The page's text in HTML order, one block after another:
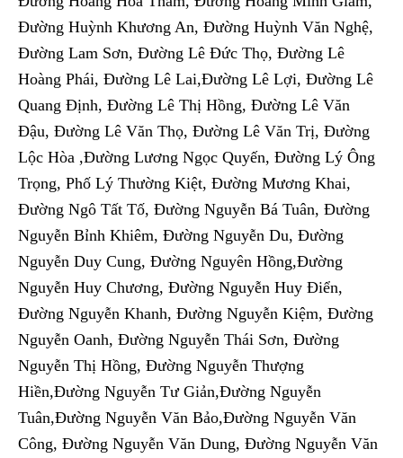
Đường Huỳnh Khương An, Đường Huỳnh Văn Nghệ,
Đường Lam Sơn, Đường Lê Đức Thọ, Đường Lê
Hoàng Phái, Đường Lê Lai,Đường Lê Lợi, Đường Lê
Quang Định, Đường Lê Thị Hồng, Đường Lê Văn
Đậu, Đường Lê Văn Thọ, Đường Lê Văn Trị, Đường
Lộc Hòa ,Đường Lương Ngọc Quyến, Đường Lý Ông
Trọng, Phố Lý Thường Kiệt, Đường Mương Khai,
Đường Ngô Tất Tố, Đường Nguyễn Bá Tuân, Đường
Nguyễn Bỉnh Khiêm, Đường Nguyễn Du, Đường
Nguyễn Duy Cung, Đường Nguyên Hồng,Đường
Nguyễn Huy Chương, Đường Nguyễn Huy Điển,
Đường Nguyễn Khanh, Đường Nguyễn Kiệm, Đường
Nguyễn Oanh, Đường Nguyễn Thái Sơn, Đường
Nguyễn Thị Hồng, Đường Nguyễn Thượng
Hiền,Đường Nguyễn Tư Giản,Đường Nguyễn
Tuân,Đường Nguyễn Văn Bảo,Đường Nguyễn Văn
Công, Đường Nguyễn Văn Dung, Đường Nguyễn Văn